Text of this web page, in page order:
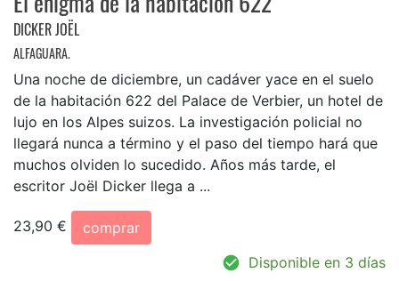
DICKER JOËL
ALFAGUARA.
Una noche de diciembre, un cadáver yace en el suelo
de la habitación 622 del Palace de Verbier, un hotel de
lujo en los Alpes suizos. La investigación policial no
llegará nunca a término y el paso del tiempo hará que
muchos olviden lo sucedido. Años más tarde, el
escritor Joël Dicker llega a ...
23,90 €
comprar
Disponible en 3 días